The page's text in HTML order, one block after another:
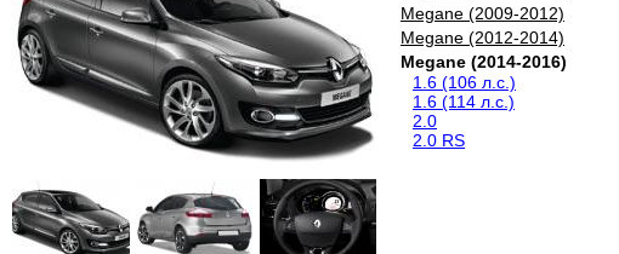
Megane (2009-2012)
Megane (2012-2014)
Megane (2014-2016)
1.6 (106 л.с.)
1.6 (114 л.с.)
2.0
2.0 RS